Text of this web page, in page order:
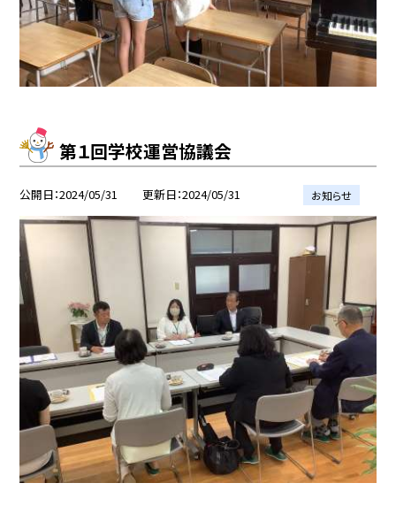
第１回学校運営協議会
公開日 2024/05/31 更新日 2024/05/31 お知らせ